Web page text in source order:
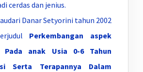
cerdas dan jenius.
Danar Setyorini tahun 2002
Perkembangan
aspek
Pada anak Usia 0-6 Tahun
Serta Terapannya Dalam